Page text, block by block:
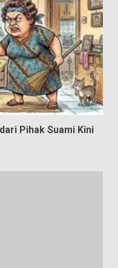
Pihak Suami Kini